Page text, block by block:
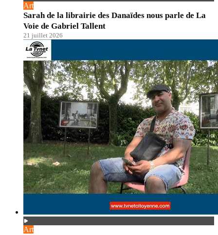
Art
Sarah de la librairie des Danaïdes nous parle de La
Voie de Gabriel Tallent
21 juillet 2026
Art